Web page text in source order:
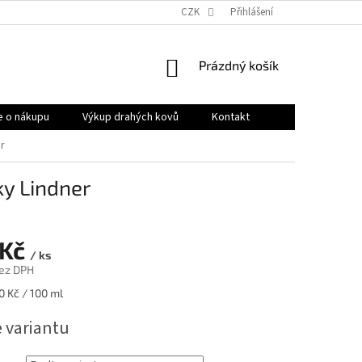
PRODÁVANÉ ZNAČKY
CZK Přihlášení
NÁKUPNÍ
Prázdný košík
o nákupu Výkup drahých kovů
Kontakt
Lindner
/ ks
DPH
Kč / 100 ml
variantu